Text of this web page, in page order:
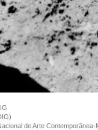
de Arte Contemporânea-